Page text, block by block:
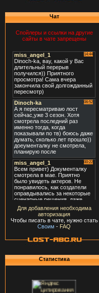
Чат
Спойлеры и ссылки на другие
сайты в чате запрещены
Для добавления необходима
авторизация
Чтобы писать в чате, нужно стать
Своим - FAQ
Статистика